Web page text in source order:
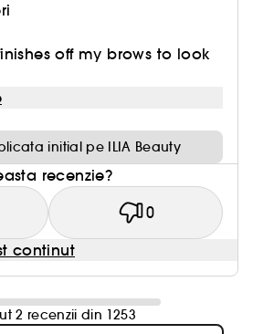
off my brows to look
initial pe ILIA Beauty
recenzie?
0
continut
2 recenzii din 1253